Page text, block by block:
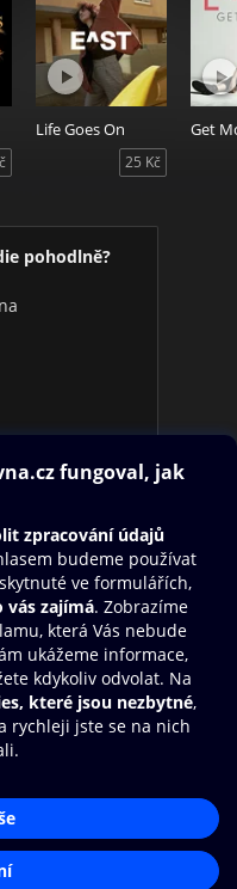
Life Goes On
25 Kč
pohodlně?
O2 Knihovna
své e-knihy a